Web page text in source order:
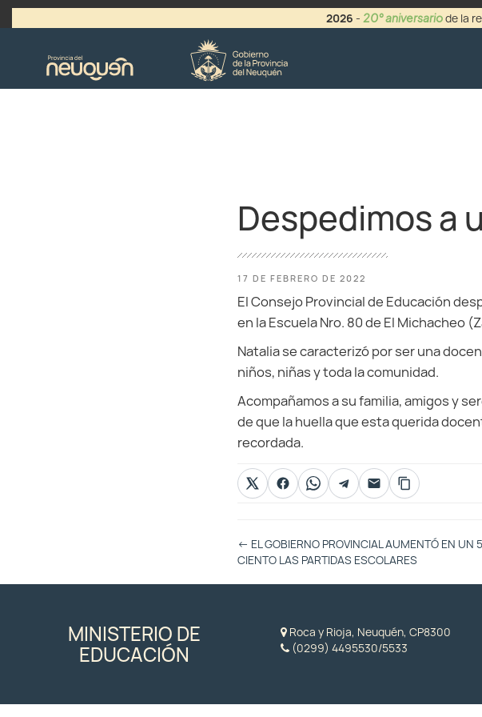
2026 - 20° aniversariode la
Despedimos a
17 DE FEBRERO DE 2022
El Consejo Provincial de Educación
en la Escuela Nro. 80 de El Michacheo
Natalia se caracterizó por ser una
niños, niñas y toda la comunidad.
Acompañamos a su familia, amigos y
de que la huella que esta querida
recordada.
Otras
Entradas
← EL GOBIERNO PROVINCIAL AUMENTÓ EN UN
CIENTO LAS PARTIDAS ESCOLARES
MINISTERIO DE
EDUCACIÓN
Roca y Rioja, Neuquén, CP8300
(0299) 4495530/5533